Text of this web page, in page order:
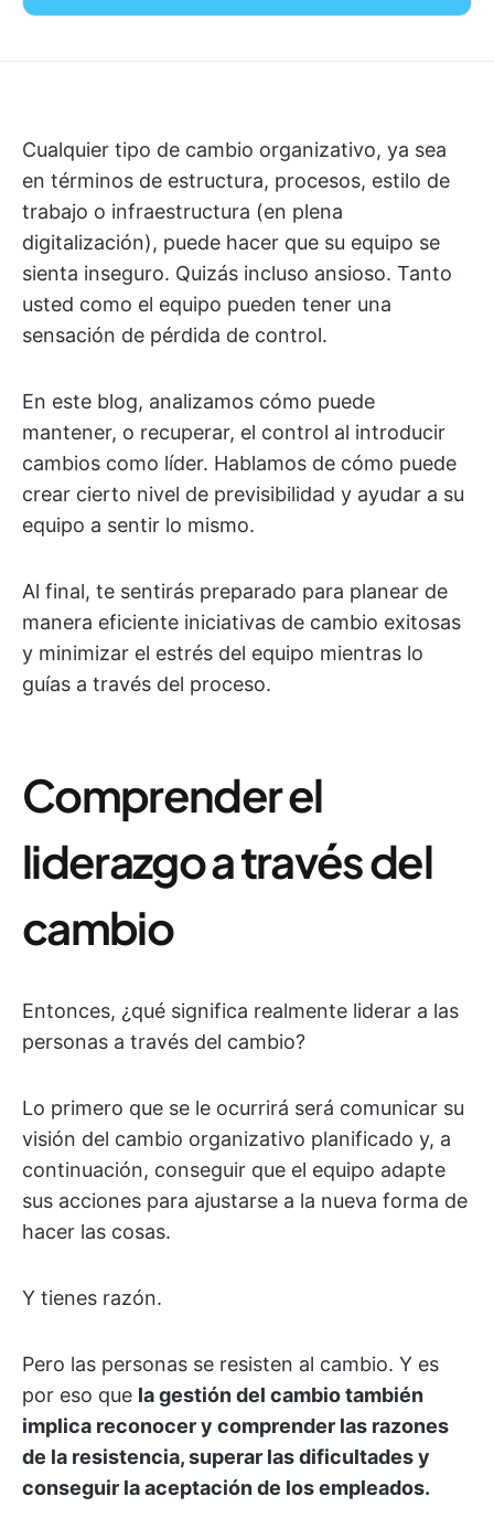
Cualquier tipo de cambio organizativo, ya sea
en términos de estructura, procesos, estilo de
trabajo o infraestructura (en plena
digitalización), puede hacer que su equipo se
sienta inseguro. Quizás incluso ansioso. Tanto
usted como el equipo pueden tener una
sensación de pérdida de control.
En este blog, analizamos cómo puede
mantener, o recuperar, el control al introducir
cambios como líder. Hablamos de cómo puede
crear cierto nivel de previsibilidad y ayudar a su
equipo a sentir lo mismo.
Al final, te sentirás preparado para planear de
manera eficiente iniciativas de cambio exitosas
y minimizar el estrés del equipo mientras lo
guías a través del proceso.
Comprender el
liderazgo a través del
cambio
Entonces, ¿qué significa realmente liderar a las
personas a través del cambio?
Lo primero que se le ocurrirá será comunicar su
visión del cambio organizativo planificado y, a
continuación, conseguir que el equipo adapte
sus acciones para ajustarse a la nueva forma de
hacer las cosas.
Y tienes razón.
Pero las personas se resisten al cambio. Y es
por eso que la gestión del cambio también
implica reconocer y comprender las razones
de la resistencia, superar las dificultades y
conseguir la aceptación de los empleados.